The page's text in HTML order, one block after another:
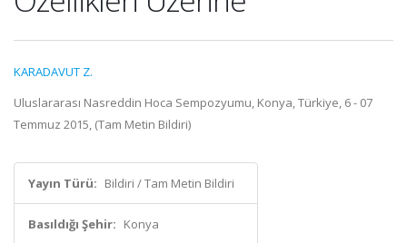
KARADAVUT Z.
Uluslararası Nasreddin Hoca Sempozyumu, Konya, Türkiye, 6 - 07
Temmuz 2015, (Tam Metin Bildiri)
Yayın Türü: Bildiri / Tam Metin Bildiri
Basıldığı Şehir: Konya